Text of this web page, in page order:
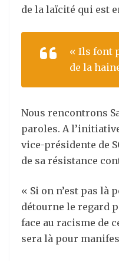
de la laïcité qui est
« Ils font
de la
Nous rencontrons
paroles. A
vice-présidente de
de sa résistance
« Si on n’est pas là
détourne le regard
face au racisme de
sera là pour